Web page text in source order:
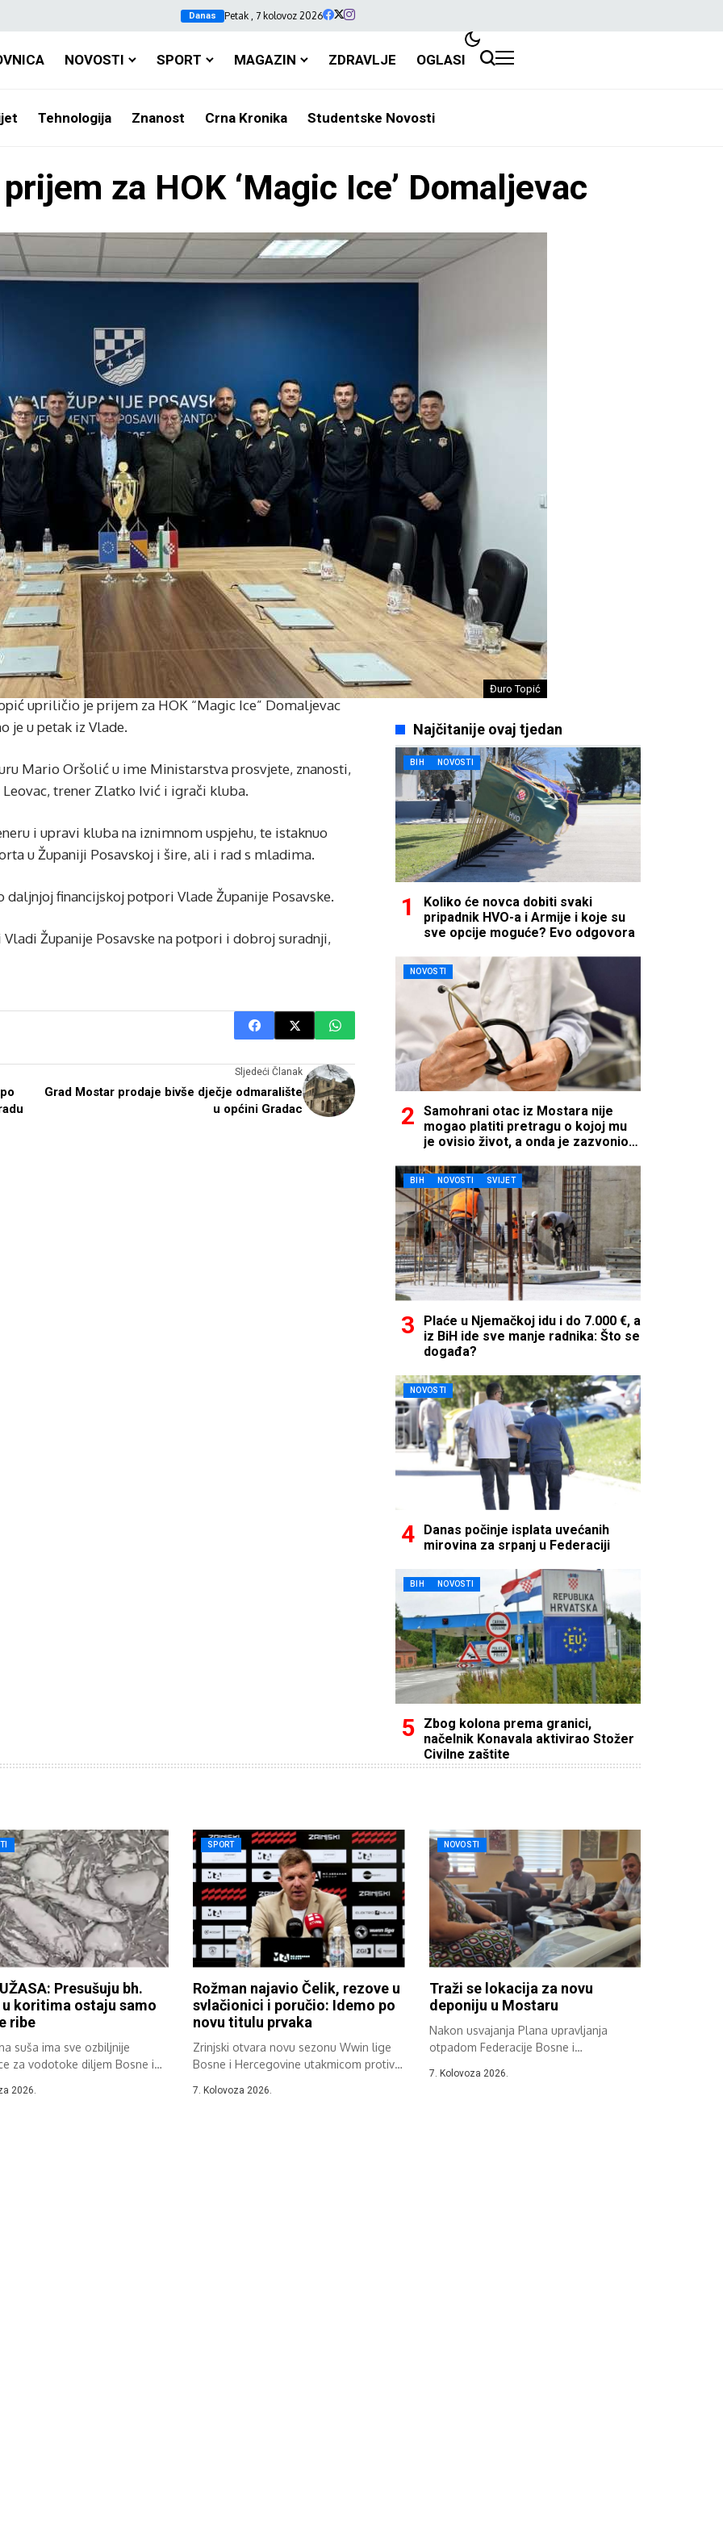
Danas Petak , 7 kolovoz 2026
NOVOSTI SPORT MAGAZIN ZDRAVLJE OGLASI
Tehnologija Znanost Crna Kronika Studentske Novosti
za HOK ‘Magic Ice’ Domaljevac
Đuro Topić
upriličio je prijem za HOK “Magic Ice” Domaljevac
je u petak iz Vlade.
Mario Oršolić u ime Ministarstva prosvjete, znanosti,
trener Zlatko Ivić i igrači kluba.
i upravi kluba na iznimnom uspjehu, te istaknuo
u Županiji Posavskoj i šire, ali i rad s mladima.
financijskoj potpori Vlade Županije Posavske.
Županije Posavske na potpori i dobroj suradnji,
Sljedeći Članak
Grad Mostar prodaje bivše dječje odmaralište
u općini Gradac
Najčitanije ovaj tjedan
BIH NOVOSTI
Koliko će novca dobiti svaki
pripadnik HVO-a i Armije i koje su
sve opcije moguće? Evo odgovora
NOVOSTI
Samohrani otac iz Mostara nije
mogao platiti pretragu o kojoj mu
je ovisio život, a onda je zazvonio
BIH NOVOSTI SVIJET
Plaće u Njemačkoj idu i do 7.000 €, a
iz BiH ide sve manje radnika: Što se
događa?
NOVOSTI
Danas počinje isplata uvećanih
mirovina za srpanj u Federaciji
BIH NOVOSTI
Zbog kolona prema granici,
načelnik Konavala aktivirao Stožer
Civilne zaštite
Presušuju bh.
koritima ostaju samo
ribe
suša ima sve ozbiljnije
za vodotoke diljem Bosne i
2026.
SPORT
Rožman najavio Čelik, rezove u
svlačionici i poručio: Idemo po
novu titulu prvaka
Zrinjski otvara novu sezonu Wwin lige
Bosne i Hercegovine utakmicom protiv
7. Kolovoza 2026.
NOVOSTI
Traži se lokacija za novu
deponiju u Mostaru
Nakon usvajanja Plana upravljanja
otpadom Federacije Bosne i
7. Kolovoza 2026.